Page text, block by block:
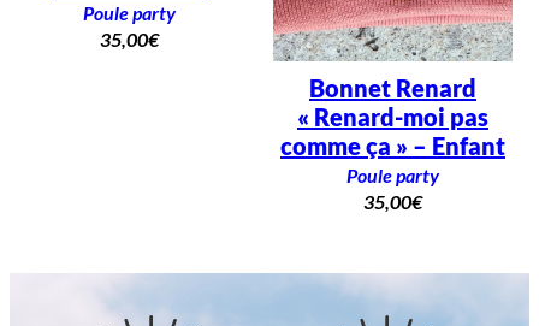
Poule party
35,00€
Bonnet Renard
« Renard-moi pas
comme ça » – Enfant
Poule party
35,00€